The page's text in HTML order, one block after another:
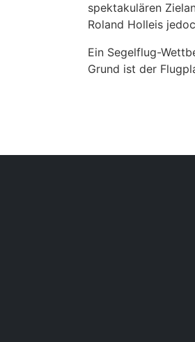
spektakulären
Roland Holleis
Ein Segelflug-
Grund ist der